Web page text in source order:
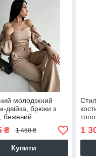
молодіжний
двійка, брюки з
бежевий
₴ 1 450 ₴
Купити
1